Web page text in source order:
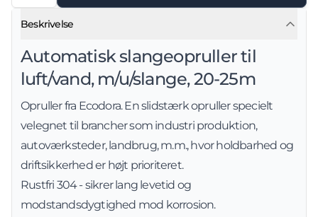
Beskrivelse
Automatisk slangeopruller til
luft/vand, m/u/slange, 20-25m
Opruller fra Ecodora. En slidstærk opruller specielt
velegnet til brancher som industri produktion,
autoværksteder, landbrug, m.m., hvor holdbarhed og
driftsikkerhed er højt prioriteret.
Rustfri 304 - sikrer lang levetid og
modstandsdygtighed mod korrosion.